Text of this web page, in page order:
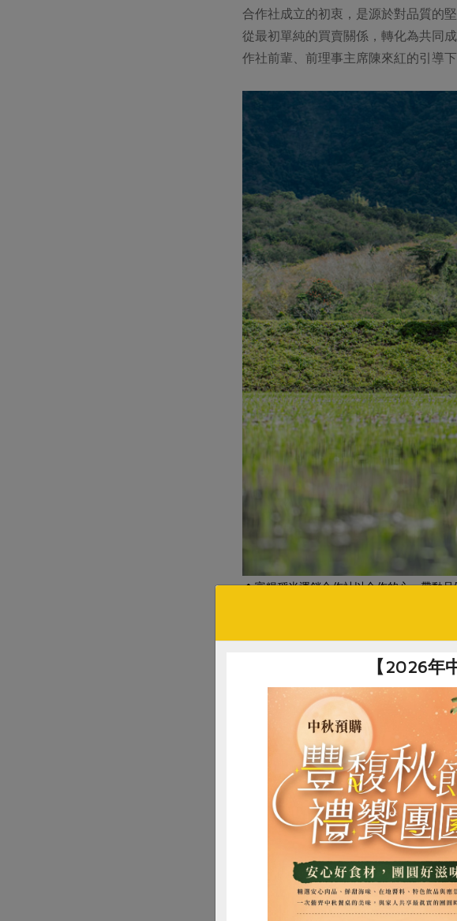
合作社成立的初衷，是源於對品質的
從最初單純的買賣關係，轉化為共同
作社前輩、前理事主席陳來紅的引導
富糧稻米運銷合作社以合作的心，帶動
認識富糧稻米運銷合作社
原本為「天賜糧源股份有限公司」
領農民一起思考產銷發展、共同品
識合作社法，體會到合作社的共同
作社，以天賜糧源為品牌名稱。
社員數／38位、理事／5人、監事／
平均年齡／55歲（最年輕28歲，最
稻米年產量／500公噸
惜食 RPET
【2026年